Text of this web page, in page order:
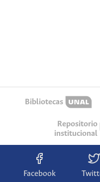
Bibliotecas
Repositorio
institucional
Facebook